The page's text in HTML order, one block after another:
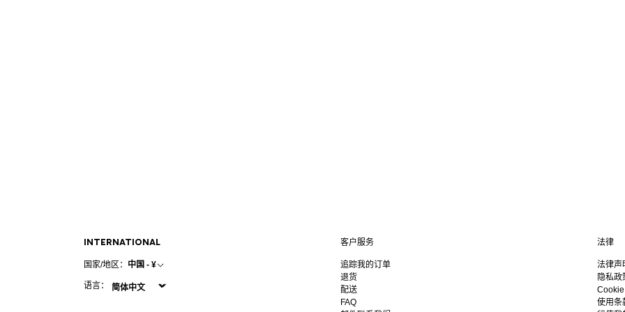
INTERNATIONAL
国家/地区： 中国 - ¥
语言：
客户服务
追踪我的订单
退货
配送
FAQ
法律
法律声
隐私政
使用条